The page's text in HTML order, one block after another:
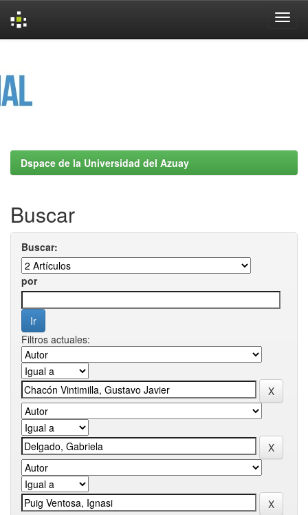
Dspace de la Universidad del Azuay
Buscar
Buscar:
por
Filtros actuales: